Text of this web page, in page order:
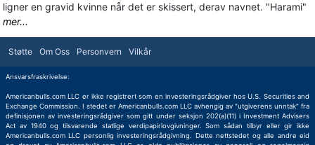
ligner en gravid kvinne når det er skissert, derav navnet. "Harami"
mer...
Støtte Om Oss Personvern Vilkår
Ansvarsfraskrivelse:
Americanbulls.com LLC er ikke registrert som en investeringsrådgiver hos U.S. Securities and
Exchange Commission. I stedet er Americanbulls.com LLC avhengig av "utgiverens unntak" fra
definisjonen av investeringsrådgiver som gitt under seksjon 202(a)(11) i Investment Advisers
Act av 1940 og tilsvarende statlige verdipapirlovgivninger. Som sådan tilbyr eller gir ikke
Americanbulls.com LLC personlig investeringsrådgivning. Dette nettstedet og alle andre eid